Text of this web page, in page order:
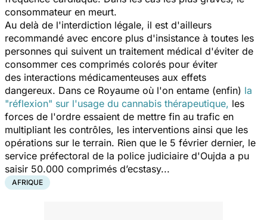
consommateur en meurt.
Au delà de l'interdiction légale, il est d'ailleurs
recommandé avec encore plus d'insistance à toutes les
personnes qui suivent un traitement médical d'éviter de
consommer ces comprimés colorés pour éviter
des interactions médicamenteuses aux effets
dangereux. Dans ce Royaume où l'on entame (enfin) la
"réflexion" sur l'usage du cannabis thérapeutique, les
forces de l'ordre essaient de mettre fin au trafic en
multipliant les contrôles, les interventions ainsi que les
opérations sur le terrain. Rien que le 5 février dernier, le
service préfectoral de la police judiciaire d'Oujda a pu
saisir 50.000 comprimés d’ecstasy...
AFRIQUE